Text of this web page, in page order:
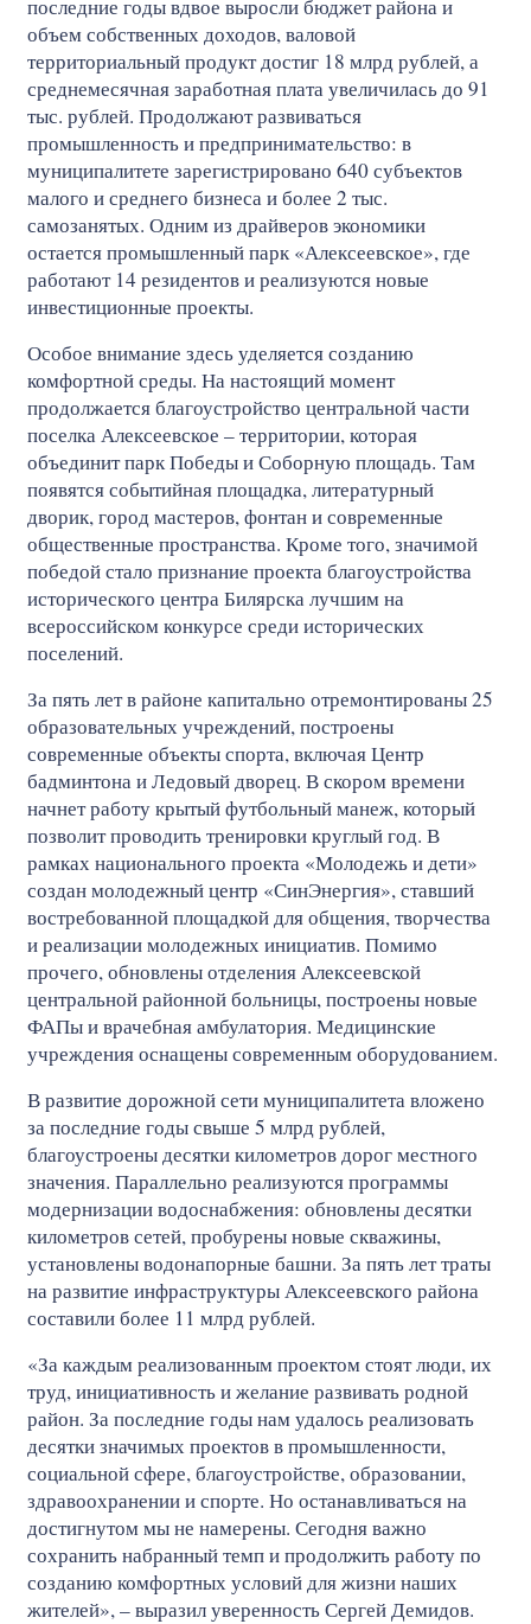
последние годы вдвое выросли бюджет района и
объем собственных доходов, валовой
территориальный продукт достиг 18 млрд рублей, а
среднемесячная заработная плата увеличилась до 91
тыс. рублей. Продолжают развиваться
промышленность и предпринимательство: в
муниципалитете зарегистрировано 640 субъектов
малого и среднего бизнеса и более 2 тыс.
самозанятых. Одним из драйверов экономики
остается промышленный парк «Алексеевское», где
работают 14 резидентов и реализуются новые
инвестиционные проекты.
Особое внимание здесь уделяется созданию
комфортной среды. На настоящий момент
продолжается благоустройство центральной части
поселка Алексеевское – территории, которая
объединит парк Победы и Соборную площадь. Там
появятся событийная площадка, литературный
дворик, город мастеров, фонтан и современные
общественные пространства. Кроме того, значимой
победой стало признание проекта благоустройства
исторического центра Билярска лучшим на
всероссийском конкурсе среди исторических
поселений.
За пять лет в районе капитально отремонтированы 25
образовательных учреждений, построены
современные объекты спорта, включая Центр
бадминтона и Ледовый дворец. В скором времени
начнет работу крытый футбольный манеж, который
позволит проводить тренировки круглый год. В
рамках национального проекта «Молодежь и дети»
создан молодежный центр «СинЭнергия», ставший
востребованной площадкой для общения, творчества
и реализации молодежных инициатив. Помимо
прочего, обновлены отделения Алексеевской
центральной районной больницы, построены новые
ФАПы и врачебная амбулатория. Медицинские
учреждения оснащены современным оборудованием.
В развитие дорожной сети муниципалитета вложено
за последние годы свыше 5 млрд рублей,
благоустроены десятки километров дорог местного
значения. Параллельно реализуются программы
модернизации водоснабжения: обновлены десятки
километров сетей, пробурены новые скважины,
установлены водонапорные башни. За пять лет траты
на развитие инфраструктуры Алексеевского района
составили более 11 млрд рублей.
«За каждым реализованным проектом стоят люди, их
труд, инициативность и желание развивать родной
район. За последние годы нам удалось реализовать
десятки значимых проектов в промышленности,
социальной сфере, благоустройстве, образовании,
здравоохранении и спорте. Но останавливаться на
достигнутом мы не намерены. Сегодня важно
сохранить набранный темп и продолжить работу по
созданию комфортных условий для жизни наших
жителей», – выразил уверенность Сергей Демидов.